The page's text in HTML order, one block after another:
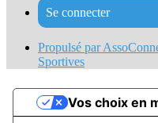
Se connecter
Propulsé par
Sportives
Vos choix en